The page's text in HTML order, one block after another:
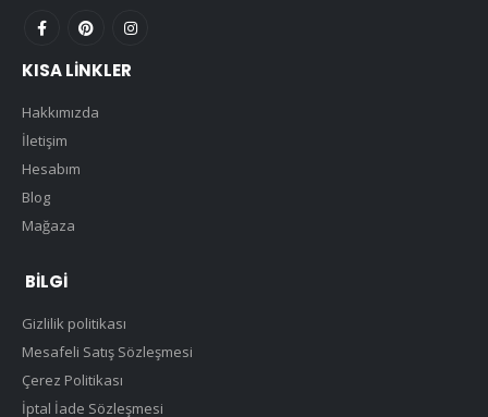
KISA LINKLER
Hakkımızda
İletişim
Hesabım
Blog
Mağaza
BILGI
Gizlilik politikası
Mesafeli Satış Sözleşmesi
Çerez Politikası
İptal İade Sözleşmesi